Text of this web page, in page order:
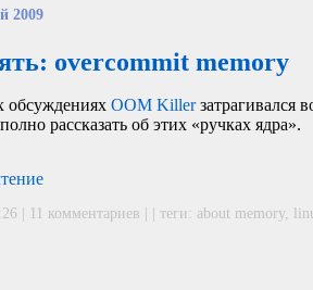
2009
overcommit memory
обсужденияхOOM Killerзатрагивался
рассказать об этих «ручках ядра».
| 11 комментариев | | теги: about memory,